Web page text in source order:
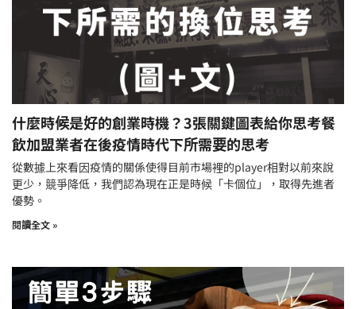
什麼時候是好的創業時機？3張關鍵圖表給你思考餐
飲加盟業者在後疫情時代下所需要的思考
從數據上來看因疫情的關係使得目前市場裡的player相對以前來說
更少，競爭降低，我們認為現在正是時候「卡個位」，取得先進者
優勢。
閱讀全文 »